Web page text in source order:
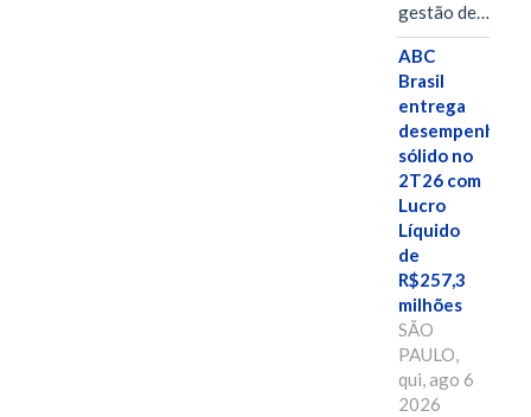
gestão de…
ABC
Brasil
entrega
desempenho
sólido no
2T26 com
Lucro
Líquido
de
R$257,3
milhões
SÃO
PAULO,
qui, ago 6
2026